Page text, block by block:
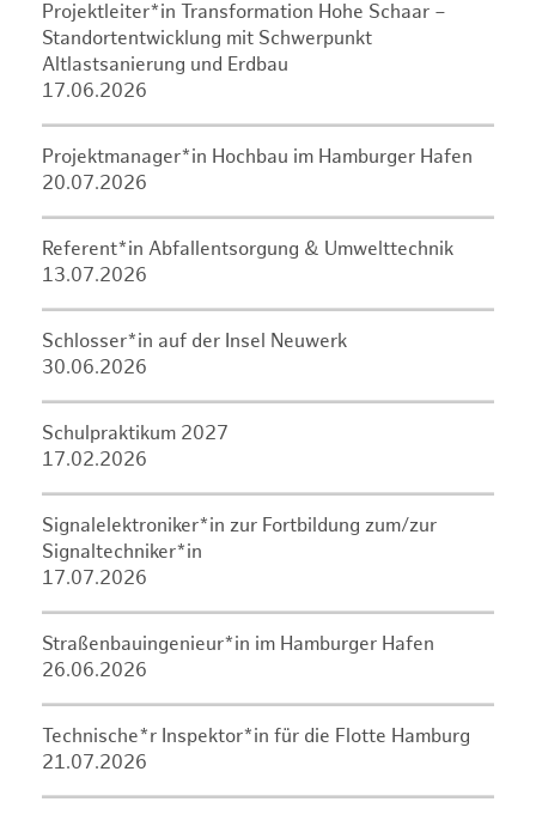
Projektleiter*in Transformation Hohe Schaar –
Standortentwicklung mit Schwerpunkt
Altlastsanierung und Erdbau
17.06.2026
Projektmanager*in Hochbau im Hamburger Hafen
20.07.2026
Referent*in Abfallentsorgung & Umwelttechnik
13.07.2026
Schlosser*in auf der Insel Neuwerk
30.06.2026
Schulpraktikum 2027
17.02.2026
Signalelektroniker*in zur Fortbildung zum/zur
Signaltechniker*in
17.07.2026
Straßenbauingenieur*in im Hamburger Hafen
26.06.2026
Technische*r Inspektor*in für die Flotte Hamburg
21.07.2026